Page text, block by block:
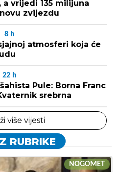
a vrijedi 135 milijuna
zvijezdu
8 h
atmosferi koja će
22 h
Pule: Borna Franc
srebrna
više vijesti
RUBRIKE
NOGOMET